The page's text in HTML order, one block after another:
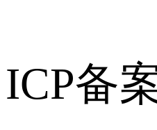
ICP备